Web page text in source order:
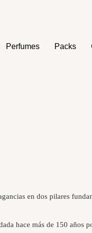
Perfumes Packs
en dos pilares
hace más de 150 años